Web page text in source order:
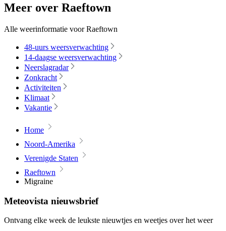
Meer over Raeftown
Alle weerinformatie voor Raeftown
48-uurs weersverwachting
14-daagse weersverwachting
Neerslagradar
Zonkracht
Activiteiten
Klimaat
Vakantie
Home
Noord-Amerika
Verenigde Staten
Raeftown
Migraine
Meteovista nieuwsbrief
Ontvang elke week de leukste nieuwtjes en weetjes over het weer